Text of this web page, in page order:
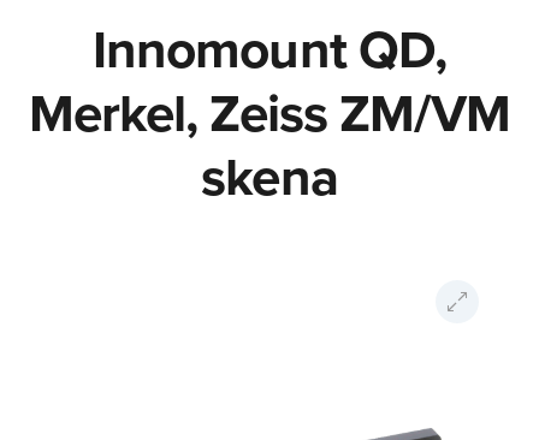
Innomount QD,
Merkel, Zeiss ZM/VM
skena